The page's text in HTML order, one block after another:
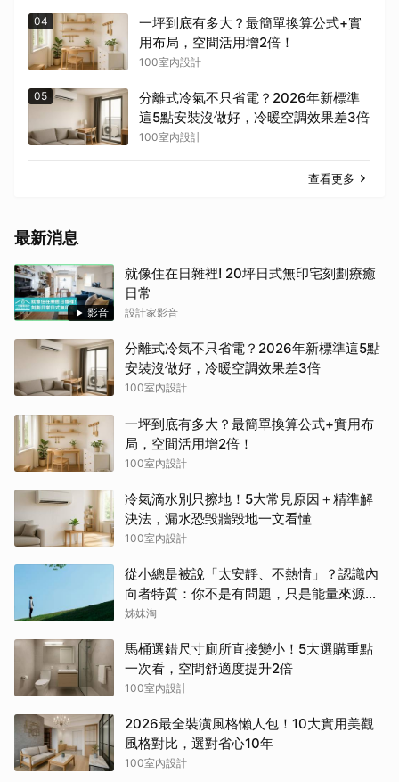
04
一坪到底有多大？最簡單換算公式+實
用布局，空間活用增2倍！
100室內設計
05
分離式冷氣不只省電？2026年新標準
這5點安裝沒做好，冷暖空調效果差3倍
100室內設計
查看更多
最新消息
影音
就像住在日雜裡! 20坪日式無印宅刻劃療癒
日常
設計家影音
分離式冷氣不只省電？2026年新標準這5點
安裝沒做好，冷暖空調效果差3倍
100室內設計
一坪到底有多大？最簡單換算公式+實用布
局，空間活用增2倍！
100室內設計
冷氣滴水別只擦地！5大常見原因＋精準解
決法，漏水恐毀牆毀地一文看懂
100室內設計
從小總是被說「太安靜、不熱情」？認識內
向者特質：你不是有問題，只是能量來源不
同
姊妹淘
馬桶選錯尺寸廁所直接變小！5大選購重點
一次看，空間舒適度提升2倍
100室內設計
2026最全裝潢風格懶人包！10大實用美觀
風格對比，選對省心10年
100室內設計